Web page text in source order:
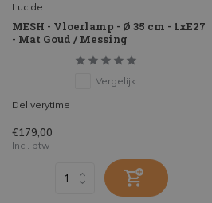
Lucide
MESH - Vloerlamp - Ø 35 cm - 1xE27
- Mat Goud / Messing
Vergelijk
Deliverytime
€179,00
Incl. btw